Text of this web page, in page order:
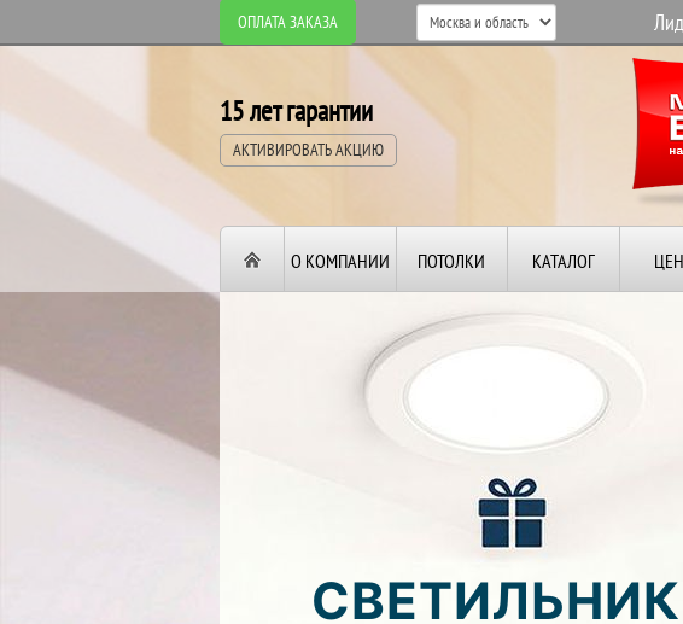
ОПЛАТА ЗАКАЗА
15 лет гарантии
АКТИВИРОВАТЬ АКЦИЮ
О КОМПАНИИ ПОТОЛКИ КАТАЛОГ
ВТОРОЙ И ТРЕТИЙ
ПОТОЛОК
14 59
часов мин.